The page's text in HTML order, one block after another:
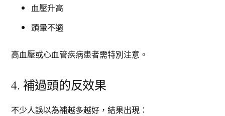
血壓升高
頭暈不適
高血壓或心血管疾病患者需特別注意。
4. 補過頭的反效果
不少人誤以為補越多越好，結果出現：